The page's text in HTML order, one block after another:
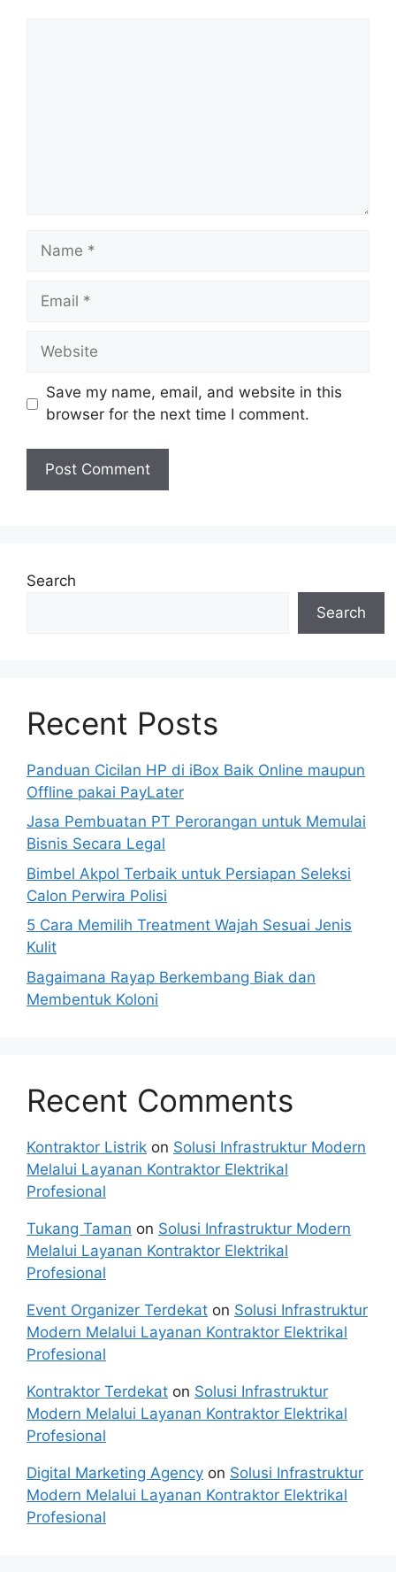
Name
Email
Website
Save my name, email, and website in this
browser for the next time I comment.
Search
Search
Recent Posts
Panduan Cicilan HP di iBox Baik Online maupun
Offline pakai PayLater
Jasa Pembuatan PT Perorangan untuk Memulai
Bisnis Secara Legal
Bimbel Akpol Terbaik untuk Persiapan Seleksi
Calon Perwira Polisi
5 Cara Memilih Treatment Wajah Sesuai Jenis
Kulit
Bagaimana Rayap Berkembang Biak dan
Membentuk Koloni
Recent Comments
Kontraktor Listrik on Solusi Infrastruktur Modern
Melalui Layanan Kontraktor Elektrikal
Profesional
Tukang Taman on Solusi Infrastruktur Modern
Melalui Layanan Kontraktor Elektrikal
Profesional
Event Organizer Terdekat on Solusi Infrastruktur
Modern Melalui Layanan Kontraktor Elektrikal
Profesional
Kontraktor Terdekat on Solusi Infrastruktur
Modern Melalui Layanan Kontraktor Elektrikal
Profesional
Digital Marketing Agency on Solusi Infrastruktur
Modern Melalui Layanan Kontraktor Elektrikal
Profesional